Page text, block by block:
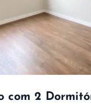
com 2